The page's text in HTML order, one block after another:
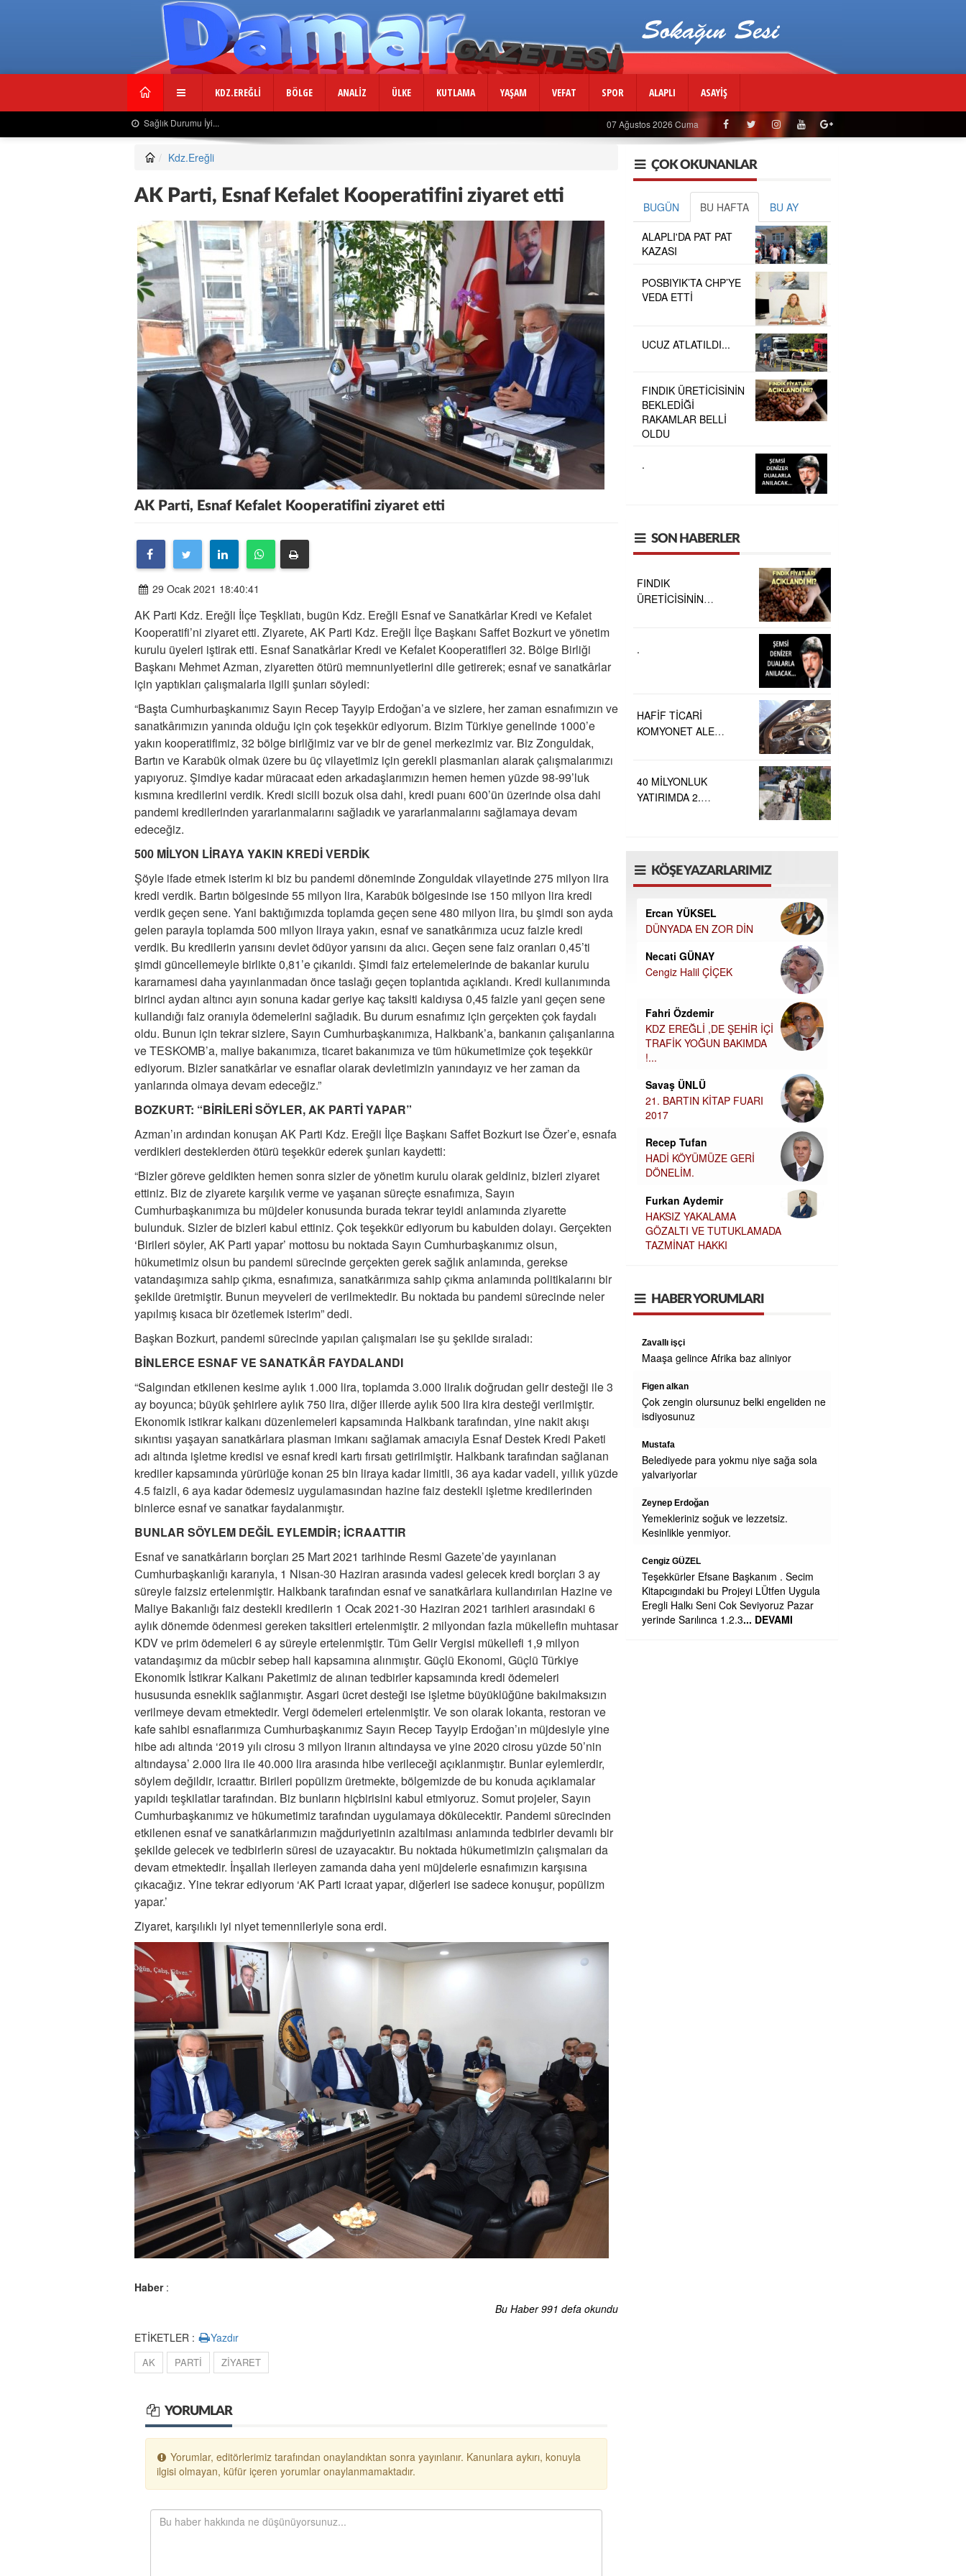
KDZ.EREĞLİ BÖLGE ANALİZ ÜLKE KUTLAMA YAŞAM VEFAT SPOR ALAPLI ASAYİŞ
Usta Gazeteciden Sevindiren Haber.... 07 Ağustos 2026 Cuma
Kdz.Ereğli
AK Parti, Esnaf Kefalet Kooperatifini ziyaret etti
AK Parti, Esnaf Kefalet Kooperatifini ziyaret etti
29 Ocak 2021 18:40:41
AK Parti Kdz. Ereğli İlçe Teşkliatı, bugün Kdz. Ereğli Esnaf ve Sanatkârlar Kredi ve Kefalet
Kooperatifi’ni ziyaret etti. Ziyarete, AK Parti Kdz. Ereğli İlçe Başkanı Saffet Bozkurt ve yönetim
kurulu üyeleri iştirak etti. Esnaf Sanatkârlar Kredi ve Kefalet Kooperatifleri 32. Bölge Birliği
Başkanı Mehmet Azman, ziyaretten ötürü memnuniyetlerini dile getirerek; esnaf ve sanatkârlar
için yaptıkları çalışmalarla ilgili şunları söyledi:
“Başta Cumhurbaşkanımız Sayın Recep Tayyip Erdoğan’a ve sizlere, her zaman esnafımızın ve
sanatkârımızın yanında olduğu için çok teşekkür ediyorum. Bizim Türkiye genelinde 1000’e
yakın kooperatifimiz, 32 bölge birliğimiz var ve bir de genel merkezimiz var. Biz Zonguldak,
Bartın ve Karabük olmak üzere bu üç vilayetimiz için gerekli plasmanları alarak çalışmalarımızı
yapıyoruz. Şimdiye kadar müracaat eden arkadaşlarımızın hemen hemen yüzde 98-99’luk
kısmına kredilerini verdik. Kredi sicili bozuk olsa dahi, kredi puanı 600’ün üzerinde olsa dahi
pandemi kredilerinden yararlanmalarını sağladık ve yararlanmalarını sağlamaya devam
edeceğiz.
500 MİLYON LİRAYA YAKIN KREDİ VERDİK
Şöyle ifade etmek isterim ki biz bu pandemi döneminde Zonguldak vilayetinde 275 milyon lira
kredi verdik. Bartın bölgesinde 55 milyon lira, Karabük bölgesinde ise 150 milyon lira kredi
verdik geçen sene. Yani baktığımızda toplamda geçen sene 480 milyon lira, bu şimdi son ayda
gelen parayla toplamda 500 milyon liraya yakın, esnaf ve sanatkârımıza ucuz faizle kredi
verdik. Bu kredilerin yarısını devlet ödüyor yarısını da alıcı. Geçen sene faiz oranları 0,45’ti
şimdi güncellemeyle birlikte 0,81’e çıkarıldı. Şimdi faiz ertelemelerinde de bakanlar kurulu
kararnamesi daha yayınlanmadan önce taslağı geçen toplantıda açıklandı. Kredi kullanımında
birinci aydan altıncı ayın sonuna kadar geriye kaç taksiti kaldıysa 0,45 faizle yani geçen sene
kullandığı faiz oranıyla ödemelerini sağladık. Bu durum esnafımız için gerçekten çok faydalı
oldu. Bunun için tekrar sizlere, Sayın Cumhurbaşkanımıza, Halkbank’a, bankanın çalışanlarına
ve TESKOMB’a, maliye bakanımıza, ticaret bakanımıza ve tüm hükumetimize çok teşekkür
ediyorum. Bizler sanatkârlar ve esnaflar olarak devletimizin yanındayız ve her zaman da
yanlarında olmaya devam edeceğiz.”
BOZKURT: “BİRİLERİ SÖYLER, AK PARTİ YAPAR”
Azman’ın ardından konuşan AK Parti Kdz. Ereğli İlçe Başkanı Saffet Bozkurt ise Özer’e, esnafa
verdikleri desteklerden ötürü teşekkür ederek şunları kaydetti:
“Bizler göreve geldikten hemen sonra sizler de yönetim kurulu olarak geldiniz, bizleri ziyaret
ettiniz. Biz de ziyarete karşılık verme ve yaşanan süreçte esnafımıza, Sayın
Cumhurbaşkanımıza bu müjdeler konusunda burada tekrar teyidi anlamında ziyarette
bulunduk. Sizler de bizleri kabul ettiniz. Çok teşekkür ediyorum bu kabulden dolayı. Gerçekten
‘Birileri söyler, AK Parti yapar’ mottosu bu noktada Sayın Cumhurbaşkanımız olsun,
hükumetimiz olsun bu pandemi sürecinde gerçekten gerek sağlık anlamında, gerekse
vatandaşımıza sahip çıkma, esnafımıza, sanatkârımıza sahip çıkma anlamında politikalarını bir
şekilde üretmiştir. Bunun meyveleri de verilmektedir. Bu noktada bu pandemi sürecinde neler
yapılmış kısaca bir özetlemek isterim” dedi.
Başkan Bozkurt, pandemi sürecinde yapılan çalışmaları ise şu şekilde sıraladı:
BİNLERCE ESNAF VE SANATKÂR FAYDALANDI
“Salgından etkilenen kesime aylık 1.000 lira, toplamda 3.000 liralık doğrudan gelir desteği ile 3
ay boyunca; büyük şehirlere aylık 750 lira, diğer illerde aylık 500 lira kira desteği verilmiştir.
Ekonomik istikrar kalkanı düzenlemeleri kapsamında Halkbank tarafından, yine nakit akışı
sıkıntısı yaşayan sanatkârlara plasman imkanı sağlamak amacıyla Esnaf Destek Kredi Paketi
adı altında işletme kredisi ve esnaf kredi kartı fırsatı getirilmiştir. Halkbank tarafından sağlanan
krediler kapsamında yürürlüğe konan 25 bin liraya kadar limitli, 36 aya kadar vadeli, yıllık yüzde
4.5 faizli, 6 aya kadar ödemesiz uygulamasından hazine faiz destekli işletme kredilerinden
binlerce esnaf ve sanatkar faydalanmıştır.
BUNLAR SÖYLEM DEĞİL EYLEMDİR; İCRAATTIR
Esnaf ve sanatkârların borçları 25 Mart 2021 tarihinde Resmi Gazete’de yayınlanan
Cumhurbaşkanlığı kararıyla, 1 Nisan-30 Haziran arasında vadesi gelecek kredi borçları 3 ay
süreyle faizsiz ertelenmiştir. Halkbank tarafından esnaf ve sanatkârlara kullandırılan Hazine ve
Maliye Bakanlığı faiz destekli kredilerin 1 Ocak 2021-30 Haziran 2021 tarihleri arasındaki 6
aylık dönemde ödenmesi gereken taksitleri ertelenmiştir. 2 milyondan fazla mükellefin muhtasar
KDV ve prim ödemeleri 6 ay süreyle ertelenmiştir. Tüm Gelir Vergisi mükellefi 1,9 milyon
vatandaşımız da mücbir sebep hali kapsamına alınmıştır. Güçlü Ekonomi, Güçlü Türkiye
Ekonomik İstikrar Kalkanı Paketimiz de alınan tedbirler kapsamında kredi ödemeleri
hususunda esneklik sağlanmıştır. Asgari ücret desteği ise işletme büyüklüğüne bakılmaksızın
verilmeye devam etmektedir. Vergi ödemeleri ertelenmiştir. Ve son olarak lokanta, restoran ve
kafe sahibi esnaflarımıza Cumhurbaşkanımız Sayın Recep Tayyip Erdoğan’ın müjdesiyle yine
hibe adı altında ‘2019 yılı cirosu 3 milyon liranın altındaysa ve yine 2020 cirosu yüzde 50’nin
altındaysa’ 2.000 lira ile 40.000 lira arasında hibe verileceği açıklanmıştır. Bunlar eylemlerdir,
söylem değildir, icraattır. Birileri popülizm üretmekte, bölgemizde de bu konuda açıklamalar
yapıldı teşkilatlar tarafından. Biz bunların hiçbirisini kabul etmiyoruz. Somut projeler, Sayın
Cumhurbaşkanımız ve hükumetimiz tarafından uygulamaya dökülecektir. Pandemi sürecinden
etkilenen esnaf ve sanatkârlarımızın mağduriyetinin azaltılması anlamında tedbirler devamlı bir
şekilde gelecek ve tedbirlerin süresi de uzayacaktır. Bu noktada hükumetimizin çalışmaları da
devam etmektedir. İnşallah ilerleyen zamanda daha yeni müjdelerle esnafımızın karşısına
çıkacağız. Yine tekrar ediyorum ‘AK Parti icraat yapar, diğerleri ise sadece konuşur, popülizm
yapar.’
Ziyaret, karşılıklı iyi niyet temennileriyle sona erdi.
Haber:
Bu Haber 991 defa okundu
ETİKETLER :
Yazdır
AK PARTİ ZİYARET
YORUMLAR
Yorumlar, editörlerimiz tarafından onaylandıktan sonra yayınlanır. Kanunlara aykırı, konuyla
ilgisi olmayan, küfür içeren yorumlar onaylanmamaktadır.
ÇOK OKUNANLAR
BUGÜN BU HAFTA BU AY
ALAPLI'DA PAT PAT
KAZASI
POSBIYIK’TA CHP’YE
VEDA ETTİ
UCUZ ATLATILDI...
FINDIK ÜRETİCİSİNİN
BEKLEDİĞİ
RAKAMLAR BELLİ
OLDU
.
SON HABERLER
FINDIK
ÜRETİCİSİNİN
.
HAFİF TİCARİ
KOMYONET ALEV
40 MİLYONLUK
YATIRIMDA 2.
KÖŞE YAZARLARIMIZ
Ercan YÜKSEL
DÜNYADA EN ZOR DİN
Necati GÜNAY
Cengiz Halil ÇİÇEK
Fahri Özdemir
KDZ EREĞLİ ,DE ŞEHİR İÇİ
TRAFİK YOĞUN BAKIMDA
!...
Savaş ÜNLÜ
21. BARTIN KİTAP FUARI
2017
Recep Tufan
HADİ KÖYÜMÜZE GERİ
DÖNELİM.
Furkan Aydemir
HAKSIZ YAKALAMA
GÖZALTI VE TUTUKLAMADA
TAZMİNAT HAKKI
HABER YORUMLARI
Dr. Seyit Serdar Aksehirli
CIN VE RUSYA destelli ajan terorist
HAKIM SAVCILARLA adaleti hukuk
olmaktan cikar
... DEVAMI
İrfan Türkyılmaz
Ali ünlü bu işin tam uzmanı kendisi ile
azda olsa alaplı bel sporda yöneticilik
olarak birlikte çalışma fırsatı buldım o
futbolcularla yat
büfeden garton bartak çay 3 TL'den
satılıyor
Mehmet Aldırmaz Emekli Başkomiser
Başkanımız. Çok güzel özetlemiş.
Gerçekten bizlerinde, sevdiği, hiç
kimselere tepeden bakmazdı. Saygı ve
sevgiyle yaklaştırdı.Nur mekan
DEVAMI
Nizamettin halıcıoğlu
Allah rahmet eylesin mekanı cennet
olsun inşallah ailesine ve dostlarına
sabır ve metanetler el fatiha .
Zavallı işçi
Maaşa gelince Afrika baz aliniyor
Figen alkan
Çok zengin olursunuz belki engeliden ne
isdiyosunuz
Mustafa
Belediyede para yokmu niye sağa sola
yalvariyorlar
Zeynep Erdoğan
Yemekleriniz soğuk ve lezzetsiz.
Kesinlikle yenmiyor.
Cengiz GÜZEL
Teşekkürler Efsane Başkanım . Secim
Kitapcıgındaki bu Projeyi LÜtfen Uygula
Eregli Halkı Seni Cok Seviyoruz Pazar
yerinde Sarılınca 1.2.3... DEVAMI